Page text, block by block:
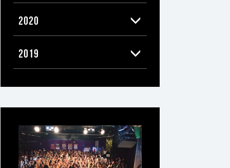
2020
2019
Ti
può